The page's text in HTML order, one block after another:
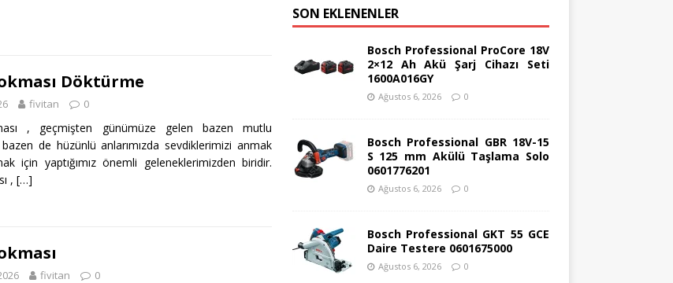
Döktürme
fivitan 0
, geçmişten günümüze gelen bazen mutlu
bazen de hüzünlü anlarımızda sevdiklerimizi anmak
için yaptığımız önemli geleneklerimizden biridir.
, […]
fivitan 0
SON EKLENENLER
Bosch Professional ProCore 18V
2×12 Ah Akü Şarj Cihazı Seti
1600A016GY
Ağustos 6, 2026 0
Bosch Professional GBR 18V-15
S 125 mm Akülü Taşlama Solo
0601776201
Ağustos 6, 2026 0
Bosch Professional GKT 55 GCE
Daire Testere 0601675000
Ağustos 6, 2026 0